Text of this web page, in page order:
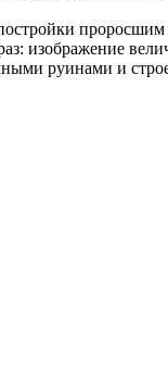
изображение
руинами и